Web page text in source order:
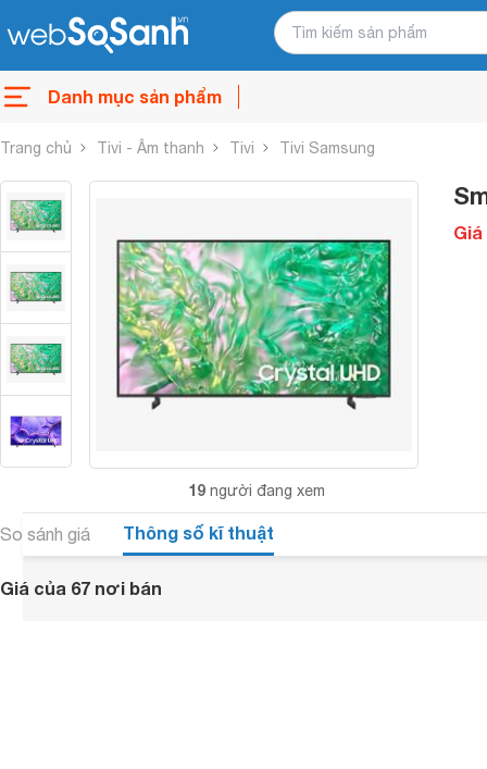
Danh mục sản phẩm
Trang chủ Tivi - Âm thanh Tivi Tivi Samsung
19 người đang xem
Giá
So sánh giá Thông số kĩ thuật
Giá của 67 nơi bán